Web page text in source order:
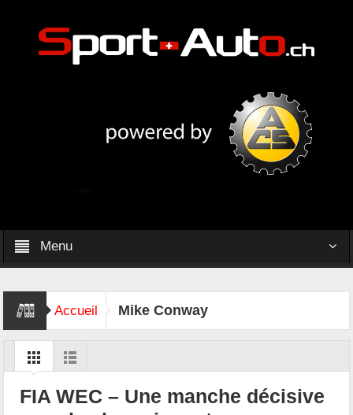
Menu
Accueil Mike Conway
FIA WEC – Une manche décisive